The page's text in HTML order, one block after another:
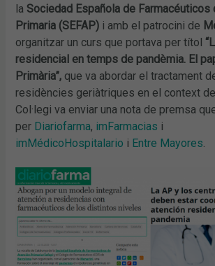
la Sociedad Española de Farmacéuticos
Primaria (SEFAP) i amb el patrocini de
organitzar un curs que portava per títol
residencial en temps de pandèmia. El
Primària”, que va abordar el tractament
residències geriàtriques en el context de
Col·legi va enviar una nota de premsa
per Diariofarma, imFarmacias i
imMédicoHospitalario i Entre Mayores.